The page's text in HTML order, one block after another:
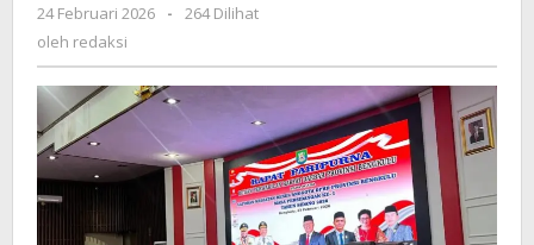
24 Februari 2026
oleh
-
264 Dilihat
oleh redaksi